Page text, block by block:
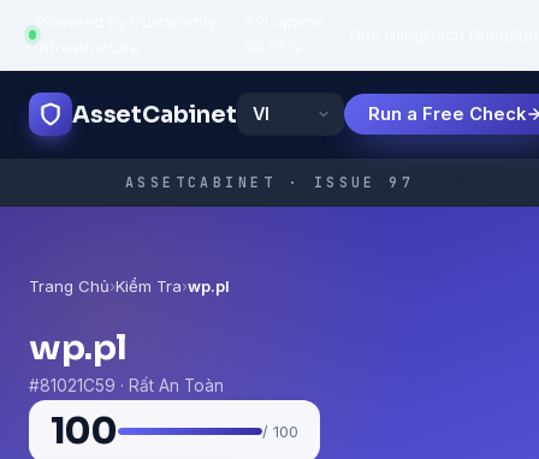
infrastructure
AssetCabinet Run a Free Check
ASSETCABINET · ISSUE 97
Trang Chủ›Kiểm Tra›wp.pl
wp.pl
#81021C59 · Rất An Toàn
100 / 100